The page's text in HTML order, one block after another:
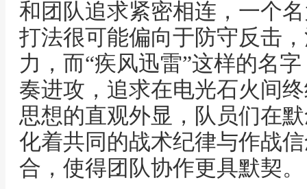
和团队追求紧密相连，一个
打法很可能偏向于防守反击
力，而“疾风迅雷”这样的名
奏进攻，追求在电光石火间
思想的直观外显，队员们在
化着共同的战术纪律与作战
合，使得团队协作更具默契。